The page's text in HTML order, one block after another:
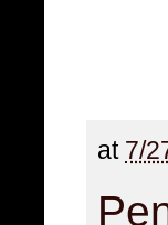
at 7/